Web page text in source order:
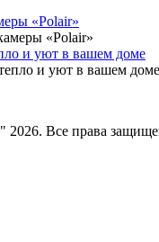
«Polair»
и уют в вашем доме
2026. Все права